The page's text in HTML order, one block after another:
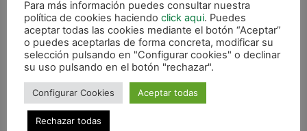
dos acciones echaron por los suelos todo lo
conseguido anteriormente.
Pero el partido no estaba acabado, ya que a medio
minuto para el final Ibararte dispuso de un doble
penalti. Unai cogió el balón y se dispuso a golpear
a puerta, pero el envío se marchó desviado sin
poder anotar.
Para más información puedes consultar nuestra
política de cookies haciendo click aqui. Puedes
aceptar todas las cookies mediante el botón “Aceptar”
o puedes aceptarlas de forma concreta, modificar su
selección pulsando en "Configurar cookies" o declinar
su uso pulsando en el botón "rechazar".
Configurar Cookies Aceptar todas
Rechazar todas